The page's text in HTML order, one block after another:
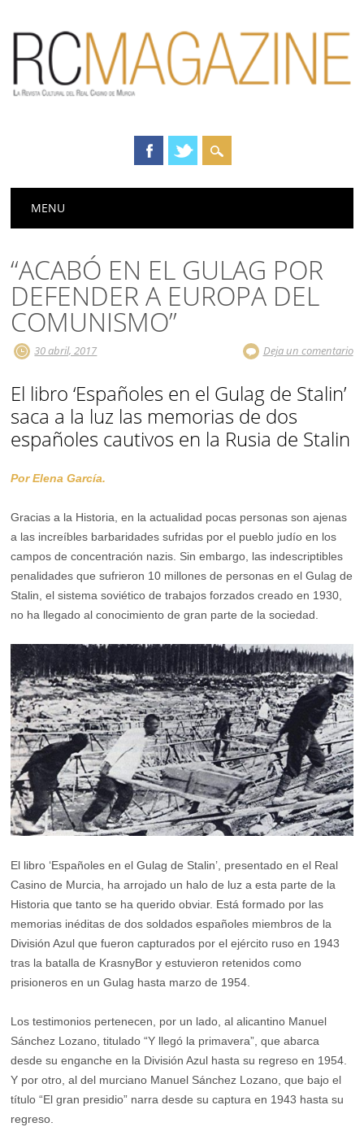
Menú principal
MENU
“ACABÓ EN EL GULAG POR
DEFENDER A EUROPA DEL
COMUNISMO”
30 abril, 2017 Deja un comentario
El libro ‘Españoles en el Gulag de Stalin’
saca a la luz las memorias de dos
españoles cautivos en la Rusia de Stalin
Por Elena García.
Gracias a la Historia, en la actualidad pocas personas son ajenas
a las increíbles barbaridades sufridas por el pueblo judío en los
campos de concentración nazis. Sin embargo, las indescriptibles
penalidades que sufrieron 10 millones de personas en el Gulag de
Stalin, el sistema soviético de trabajos forzados creado en 1930,
no ha llegado al conocimiento de gran parte de la sociedad.
El libro ‘Españoles en el Gulag de Stalin’, presentado en el Real
Casino de Murcia, ha arrojado un halo de luz a esta parte de la
Historia que tanto se ha querido obviar. Está formado por las
memorias inéditas de dos soldados españoles miembros de la
División Azul que fueron capturados por el ejército ruso en 1943
tras la batalla de KrasnyBor y estuvieron retenidos como
prisioneros en un Gulag hasta marzo de 1954.
Los testimonios pertenecen, por un lado, al alicantino Manuel
Sánchez Lozano, titulado “Y llegó la primavera”, que abarca
desde su enganche en la División Azul hasta su regreso en 1954.
Y por otro, al del murciano Manuel Sánchez Lozano, que bajo el
título “El gran presidio” narra desde su captura en 1943 hasta su
regreso.